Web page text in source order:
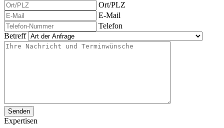
Ort/PLZ
E-Mail
Telefon
Betreff
Expertisen